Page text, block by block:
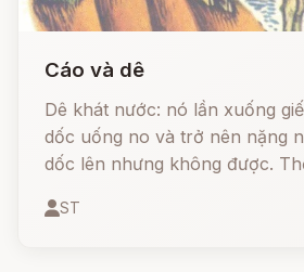
Cáo và dê
Dê khát nước: nó lần xuống
dốc uống no và trở nên nặng
dốc lên nhưng không được.
ST